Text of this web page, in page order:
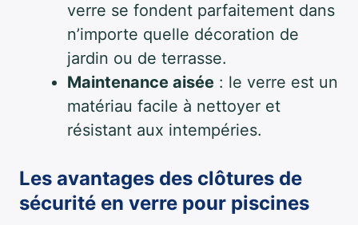
verre se fondent parfaitement dans
n’importe quelle décoration de
jardin ou de terrasse.
Maintenance aisée : le verre est un
matériau facile à nettoyer et
résistant aux intempéries.
Les avantages des clôtures de
sécurité en verre pour piscines